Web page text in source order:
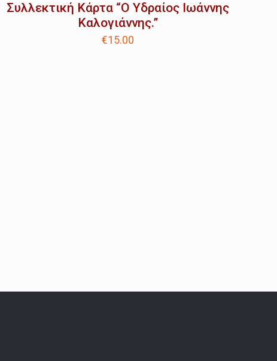
Συλλεκτική Κάρτα “O Υδραίος Ιωάννης
Καλογιάννης.”
€15.00